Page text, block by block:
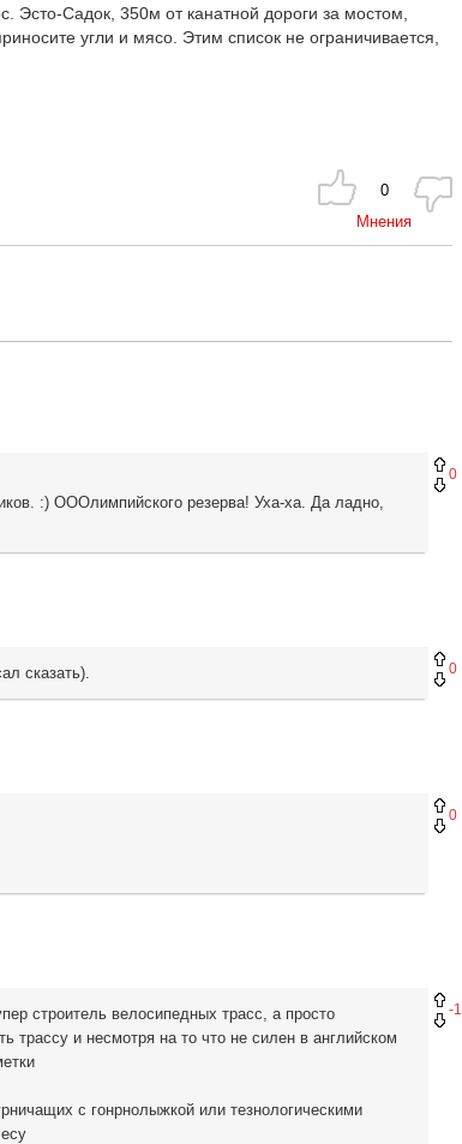
Эсто-Садок, 350м от канатной дороги за мостом,
угли и мясо. Этим список не ограничивается,
0
Мнения
0
:) ОООлимпийского резерва! Уха-ха. Да ладно,
0
сказать).
0
-1
строитель велосипедных трасс, а просто
трассу и несмотря на то что не силен в английском
с гонрнолыжкой или тезнологическими